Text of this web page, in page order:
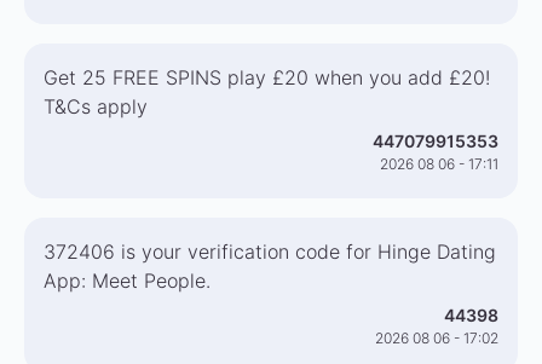
Get 25 FREE SPINS play £20 when you add £20!
T&Cs apply
447079915353
2026 08 06 - 17:11
372406 is your verification code for Hinge Dating
App: Meet People.
44398
2026 08 06 - 17:02